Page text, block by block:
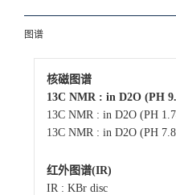
图谱
核磁图谱
13C NMR : in D2O (PH
13C NMR : in D2O (PH
13C NMR : in D2O (PH
红外图谱(IR)
IR : KBr disc